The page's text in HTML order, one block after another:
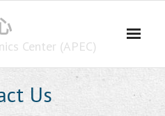
Center (APEC)
Us